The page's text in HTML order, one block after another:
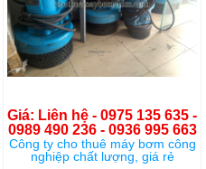
Giá: Liên hệ - 0975 135 635 -
0989 490 236 - 0936 995 663
Công ty cho thuê máy bơm công
nghiệp chất lượng, giá rẻ